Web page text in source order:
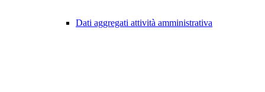
Dati aggregati attività amministrativa